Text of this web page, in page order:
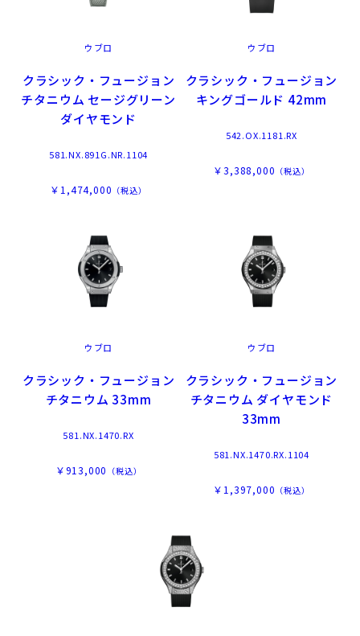
ウブロ
クラシック・フュージョン
チタニウム セージグリーン
ダイヤモンド
581.NX.891G.NR.1104
￥1,474,000 （税込）
ウブロ
クラシック・フュージョン
キングゴールド 42mm
542.OX.1181.RX
￥3,388,000 （税込）
ウブロ
クラシック・フュージョン
チタニウム 33mm
581.NX.1470.RX
￥913,000 （税込）
ウブロ
クラシック・フュージョン
チタニウム ダイヤモンド
33mm
581.NX.1470.RX.1104
￥1,397,000 （税込）